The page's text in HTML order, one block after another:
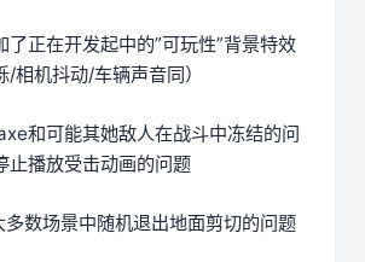
了正在开发起中的”可玩性”背景特效
相机抖动/车辆声音同）
和可能其她敌人在战斗中冻结的问
止播放受击动画的问题
数场景中随机退出地面剪切的问题